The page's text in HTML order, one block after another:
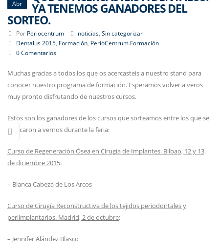
Abr YA TENEMOS GANADORES DEL
SORTEO.
Por Periocentrum noticias ,Sin categorizar
Dentalus 2015, Formación, PerioCentrum Formación
0 Comentarios
Muchas gracias a todos los que os acercasteis a nuestro stand para
conocer nuestro programa de formación. Esperamos volver a veros
muy pronto disfrutando de nuestros cursos.
Estos son los ganadores de los cursos que sorteamos entre los que se
acercaron a vernos durante la feria:
Curso de Regeneración Ósea en Cirugía de Implantes. Bilbao, 12 y 13
de diciembre 2015:
– Blanca Cabeza de Los Arcos
Curso de Cirugía Reconstructiva de los tejidos periodontales y
periimplantarios. Madrid, 2 de octubre:
– Jennifer Alández Blasco